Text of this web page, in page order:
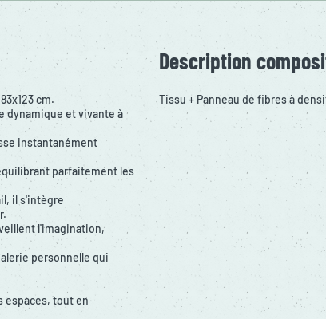
cm.
dynamique et vivante à
instantanément
parfaitement les
il s'intègre
l'imagination,
personnelle qui
espaces, tout en
Description
Tissu + Panneau de fibres à